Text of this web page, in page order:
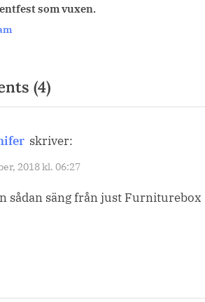
som vuxen.
(4)
“Sängar
skriver:
2018 kl. 06:27
sådan säng från just Furniturebox